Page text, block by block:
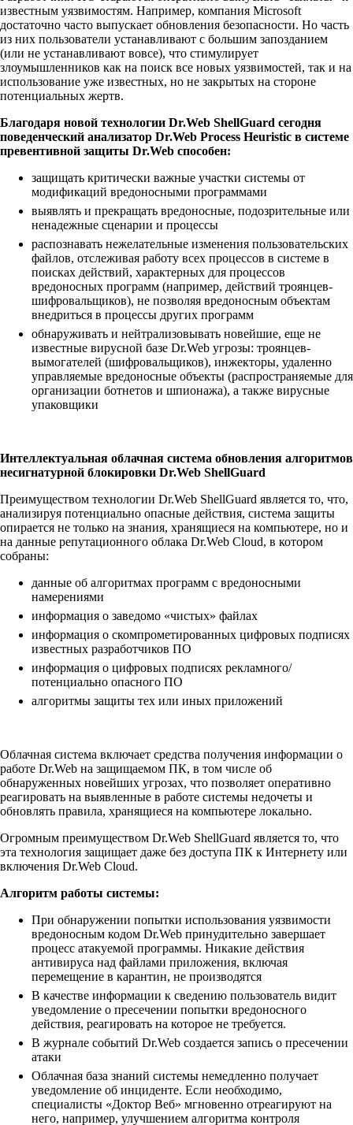
известным уязвимостям. Например, компания Microsoft
достаточно часто выпускает обновления безопасности. Но часть
из них пользователи устанавливают с большим запозданием
(или не устанавливают вовсе), что стимулирует
злоумышленников как на поиск все новых уязвимостей, так и на
использование уже известных, но не закрытых на стороне
потенциальных жертв.
Благодаря новой технологии Dr.Web ShellGuard сегодня
поведенческий анализатор Dr.Web Process Heuristic в системе
превентивной защиты Dr.Web способен:
защищать критически важные участки системы от
модификаций вредоносными программами
выявлять и прекращать вредоносные, подозрительные или
ненадежные сценарии и процессы
распознавать нежелательные изменения пользовательских
файлов, отслеживая работу всех процессов в системе в
поисках действий, характерных для процессов
вредоносных программ (например, действий троянцев-
шифровальщиков), не позволяя вредоносным объектам
внедриться в процессы других программ
обнаруживать и нейтрализовывать новейшие, еще не
известные вирусной базе Dr.Web угрозы: троянцев-
вымогателей (шифровальщиков), инжекторы, удаленно
управляемые вредоносные объекты (распространяемые для
организации ботнетов и шпионажа), а также вирусные
упаковщики
Интеллектуальная облачная система обновления алгоритмов
несигнатурной блокировки Dr.Web ShellGuard
Преимуществом технологии Dr.Web ShellGuard является то, что,
анализируя потенциально опасные действия, система защиты
опирается не только на знания, хранящиеся на компьютере, но и
на данные репутационного облака Dr.Web Cloud, в котором
собраны:
данные об алгоритмах программ с вредоносными
намерениями
информация о заведомо «чистых» файлах
информация о скомпрометированных цифровых подписях
известных разработчиков ПО
информация о цифровых подписях рекламного/
потенциально опасного ПО
алгоритмы защиты тех или иных приложений
Облачная система включает средства получения информации о
работе Dr.Web на защищаемом ПК, в том числе об
обнаруженных новейших угрозах, что позволяет оперативно
реагировать на выявленные в работе системы недочеты и
обновлять правила, хранящиеся на компьютере локально.
Огромным преимуществом Dr.Web ShellGuard является то, что
эта технология защищает даже без доступа ПК к Интернету или
включения Dr.Web Cloud.
Алгоритм работы системы:
При обнаружении попытки использования уязвимости
вредоносным кодом Dr.Web принудительно завершает
процесс атакуемой программы. Никакие действия
антивируса над файлами приложения, включая
перемещение в карантин, не производятся
В качестве информации к сведению пользователь видит
уведомление о пресечении попытки вредоносного
действия, реагировать на которое не требуется.
В журнале событий Dr.Web создается запись о пресечении
атаки
Облачная база знаний системы немедленно получает
уведомление об инциденте. Если необходимо,
специалисты «Доктор Веб» мгновенно отреагируют на
него, например, улучшением алгоритма контроля